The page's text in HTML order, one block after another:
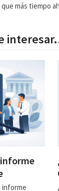
más tiempo
informe